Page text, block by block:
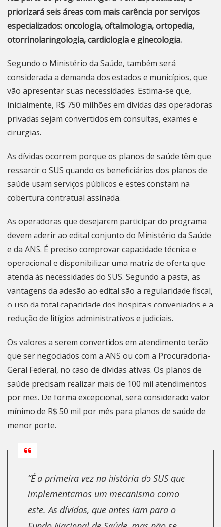
priorizará seis áreas com mais carência por serviços
especializados: oncologia, oftalmologia, ortopedia,
otorrinolaringologia, cardiologia e ginecologia.
Segundo o Ministério da Saúde, também será
considerada a demanda dos estados e municípios, que
vão apresentar suas necessidades. Estima-se que,
inicialmente, R$ 750 milhões em dívidas das operadoras
privadas sejam convertidos em consultas, exames e
cirurgias.
As dívidas ocorrem porque os planos de saúde têm que
ressarcir o SUS quando os beneficiários dos planos de
saúde usam serviços públicos e estes constam na
cobertura contratual assinada.
As operadoras que desejarem participar do programa
devem aderir ao edital conjunto do Ministério da Saúde
e da ANS. É preciso comprovar capacidade técnica e
operacional e disponibilizar uma matriz de oferta que
atenda às necessidades do SUS. Segundo a pasta, as
vantagens da adesão ao edital são a regularidade fiscal,
o uso da total capacidade dos hospitais conveniados e a
redução de litígios administrativos e judiciais.
Os valores a serem convertidos em atendimento terão
que ser negociados com a ANS ou com a Procuradoria-
Geral Federal, no caso de dívidas ativas. Os planos de
saúde precisam realizar mais de 100 mil atendimentos
por mês. De forma excepcional, será considerado valor
mínimo de R$ 50 mil por mês para planos de saúde de
menor porte.
“É a primeira vez na história do SUS que
implementamos um mecanismo como
este. As dívidas, que antes iam para o